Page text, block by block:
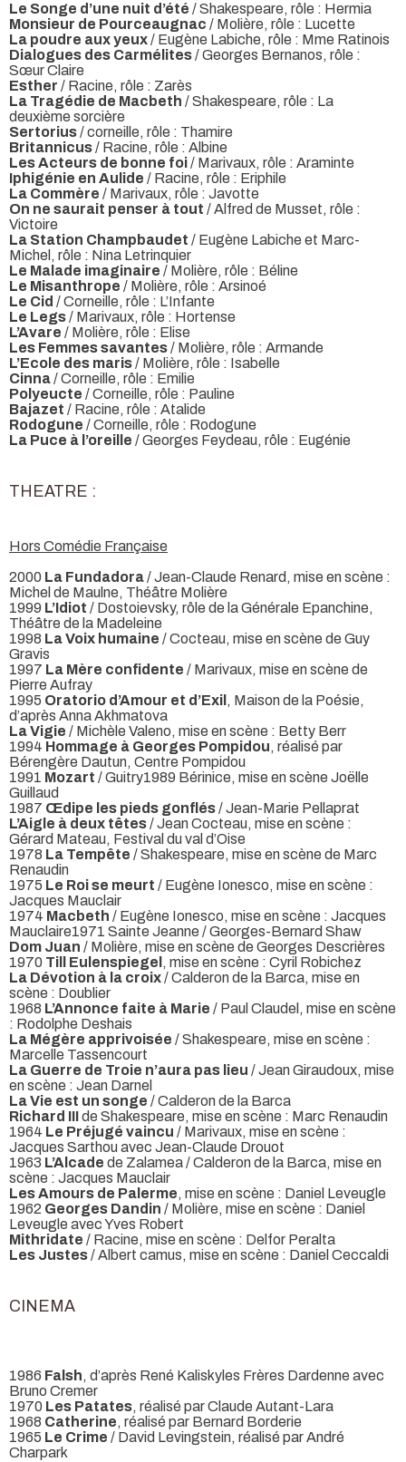
Le Songe d’une nuit d’été / Shakespeare, rôle : Hermia
Monsieur de Pourceaugnac / Molière, rôle : Lucette
La poudre aux yeux/ Eugène Labiche, rôle : Mme Ratinois
Dialogues des Carmélites/ Georges Bernanos, rôle :
Sœur Claire
Esther / Racine, rôle : Zarès
La Tragédie de Macbeth / Shakespeare, rôle : La
deuxième sorcière
Sertorius/ corneille, rôle : Thamire
Britannicus/ Racine, rôle : Albine
Les Acteurs de bonne foi/ Marivaux, rôle : Araminte
Iphigénie en Aulide / Racine, rôle : Eriphile
La Commère / Marivaux, rôle : Javotte
On ne saurait penser à tout / Alfred de Musset, rôle :
Victoire
La Station Champbaudet / Eugène Labiche et Marc-
Michel, rôle : Nina Letrinquier
Le Malade imaginaire / Molière, rôle : Béline
Le Misanthrope / Molière, rôle : Arsinoé
Le Cid / Corneille, rôle : L’Infante
Le Legs/ Marivaux, rôle : Hortense
L’Avare / Molière, rôle : Elise
Les Femmes savantes/ Molière, rôle : Armande
L’Ecole des maris/ Molière, rôle : Isabelle
Cinna/ Corneille, rôle : Emilie
Polyeucte / Corneille, rôle : Pauline
Bajazet / Racine, rôle : Atalide
Rodogune / Corneille, rôle : Rodogune
La Puce à l’oreille / Georges Feydeau, rôle : Eugénie
THEATRE :
Hors Comédie Française
2000 La Fundadora/ Jean-Claude Renard, mise en scène :
Michel de Maulne, Théâtre Molière
1999 L’Idiot / Dostoievsky, rôle de la Générale Epanchine,
Théâtre de la Madeleine
1998 La Voix humaine / Cocteau, mise en scène de Guy
Gravis
1997 La Mère confidente / Marivaux, mise en scène de
Pierre Aufray
1995 Oratorio d’Amour et d’Exil , Maison de la Poésie,
d’après Anna Akhmatova
La Vigie / Michèle Valeno, mise en scène : Betty Berr
1994 Hommage à Georges Pompidou, réalisé par
Bérengère Dautun, Centre Pompidou
1991 Mozart / Guitry1989 Bérinice, mise en scène Joëlle
Guillaud
1987 Œdipe les pieds gonflés/ Jean-Marie Pellaprat
L’Aigle à deux têtes/ Jean Cocteau, mise en scène :
Gérard Mateau, Festival du val d’Oise
1978 La Tempête / Shakespeare, mise en scène de Marc
Renaudin
1975 Le Roi se meurt / Eugène Ionesco, mise en scène :
Jacques Mauclair
1974 Macbeth / Eugène Ionesco, mise en scène : Jacques
Mauclaire1971 Sainte Jeanne / Georges-Bernard Shaw
Dom Juan / Molière, mise en scène de Georges Descrières
1970 Till Eulenspiegel , mise en scène : Cyril Robichez
La Dévotion à la croix/ Calderon de la Barca, mise en
scène : Doublier
1968 L’Annonce faite à Marie / Paul Claudel, mise en scène
: Rodolphe Deshais
La Mégère apprivoisée / Shakespeare, mise en scène :
Marcelle Tassencourt
La Guerre de Troie n’aura pas lieu / Jean Giraudoux, mise
en scène : Jean Darnel
La Vie est un songe / Calderon de la Barca
Richard IIIde Shakespeare, mise en scène : Marc Renaudin
1964 Le Préjugé vaincu / Marivaux, mise en scène :
Jacques Sarthou avec Jean-Claude Drouot
1963 L’Alcade de Zalamea / Calderon de la Barca, mise en
scène : Jacques Mauclair
Les Amours de Palerme, mise en scène : Daniel Leveugle
1962 Georges Dandin / Molière, mise en scène : Daniel
Leveugle avec Yves Robert
Mithridate / Racine, mise en scène : Delfor Peralta
Les Justes/ Albert camus, mise en scène : Daniel Ceccaldi
CINEMA
1986 Falsh, d’après René Kaliskyles Frères Dardenne avec
Bruno Cremer
1970 Les Patates, réalisé par Claude Autant-Lara
1968 Catherine, réalisé par Bernard Borderie
1965 Le Crime / David Levingstein, réalisé par André
Charpark